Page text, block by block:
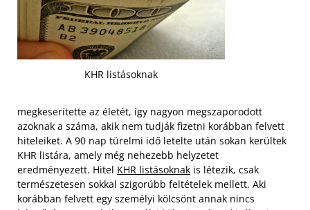
KHR listásoknak
megkeserítette az életét, így nagyon megszaporodott
azoknak a száma, akik nem tudják fizetni korábban felvett
hiteleiket. A 90 nap türelmi idő letelte után sokan kerültek
KHR listára, amely még nehezebb helyzetet
eredményezett. Hitel KHR listásoknak is létezik, csak
természetesen sokkal szigorúbb feltételek mellett. Aki
korábban felvett egy személyi kölcsönt annak nincs